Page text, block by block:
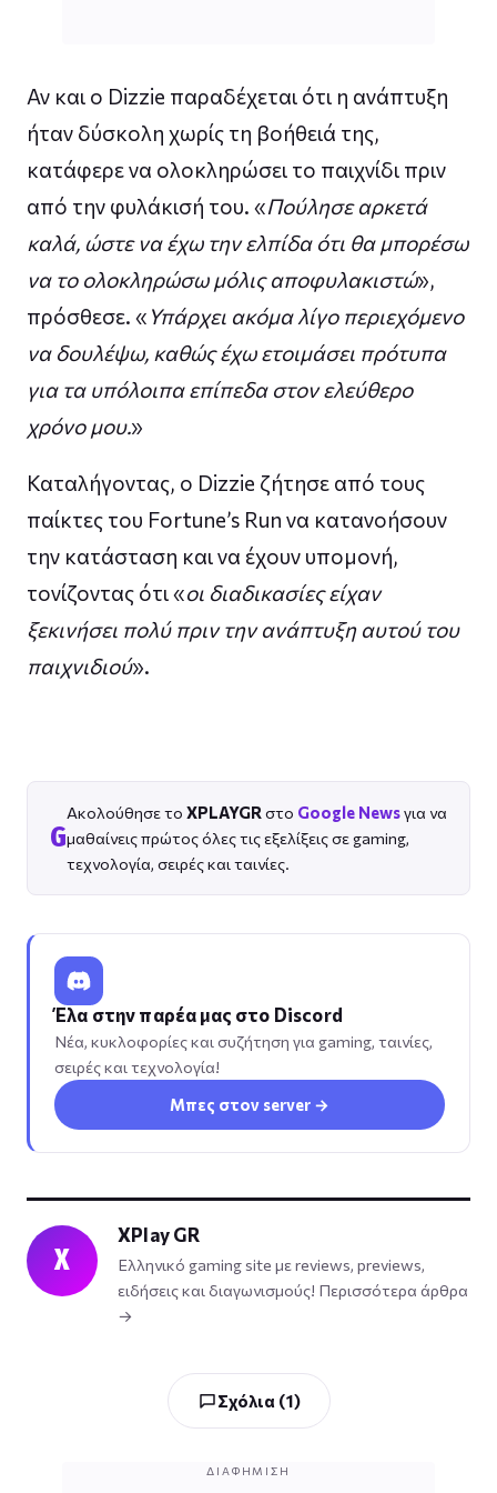
Αν και ο Dizzie παραδέχεται ότι η ανάπτυξη
ήταν δύσκολη χωρίς τη βοήθειά της,
κατάφερε να ολοκληρώσει το παιχνίδι πριν
από την φυλάκισή του. «Πούλησε αρκετά
καλά, ώστε να έχω την ελπίδα ότι θα μπορέσω
να το ολοκληρώσω μόλις αποφυλακιστώ»,
πρόσθεσε. « Υπάρχει ακόμα λίγο περιεχόμενο
να δουλέψω, καθώς έχω ετοιμάσει πρότυπα
για τα υπόλοιπα επίπεδα στον ελεύθερο
χρόνο μου.»
Καταλήγοντας, ο Dizzie ζήτησε από τους
παίκτες του Fortune’s Run να κατανοήσουν
την κατάσταση και να έχουν υπομονή,
τονίζοντας ότι «οι διαδικασίες είχαν
ξεκινήσει πολύ πριν την ανάπτυξη αυτού του
παιχνιδιού».
G
Ακολούθησε το XPLAYGR στο Google Newsγια να
μαθαίνεις πρώτος όλες τις εξελίξεις σε gaming,
τεχνολογία, σειρές και ταινίες.
Έλα στην παρέα μας στο Discord
Νέα, κυκλοφορίες και συζήτηση για gaming, ταινίες,
σειρές και τεχνολογία!
Μπες στον server →
X
XPlay GR
Ελληνικό gaming site με reviews, previews,
ειδήσεις και διαγωνισμούς! Περισσότερα άρθρα
→
Σχόλια (1)
ΔΙΑΦΉΜΙΣΗ